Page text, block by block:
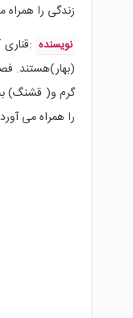
زندگی را همراه
نویسنده
(بهار)هستند.
گرم و( قشنگ)
را همراه می